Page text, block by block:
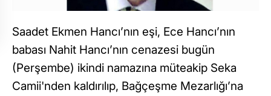
Saadet Ekmen Hancı’nın eşi, Ece Hancı’nın
babası Nahit Hancı’nın cenazesi bugün
(Perşembe) ikindi namazına müteakip Seka
Camii'nden kaldırılıp, Bağçeşme Mezarlığı’na